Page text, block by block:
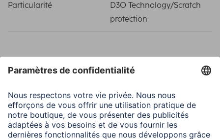
Particularité
D3O Technology/Scratch
protection
Smartphone Apple iPhone 17 Pro